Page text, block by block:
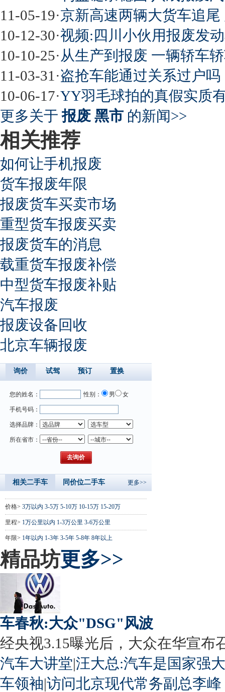
11-05-19·京新高速两辆大货车追
10-12-30·视频:四川小伙用报废发
10-10-25·从生产到报废 一辆轿车
11-03-31 ·盗抢车能通过关系过户吗
10-06-17·YY羽毛球拍的真假实质
更多关于报废 黑市 的新闻>>
相关推荐
如何让手机报废
货车报废年限
报废货车买卖市场
重型货车报废买卖
报废货车的消息
载重货车报废补偿
中型货车报废补贴
汽车报废
报废设备回收
北京车辆报废
询价 试驾 预订 置换
您的姓名： 性别： 男 女
手机号码：
选择品牌：
所在省市：
相关二手车 同价位二手车 更多>>
价格> 3万以内 3-5万 5-10万 10-15万 15-20万
里程> 1万公里以内 1-3万公里 3-6万公里
年限> 1年以内 1-3年 3-5年 5-8年 8年以上
精品坊更多>>
车春秋:大众"DSG"风波
经央视3.15曝光后，大众在华宣布
汽车大讲堂|汪大总:汽车是国家强
车领袖|访问北京现代常务副总李峰